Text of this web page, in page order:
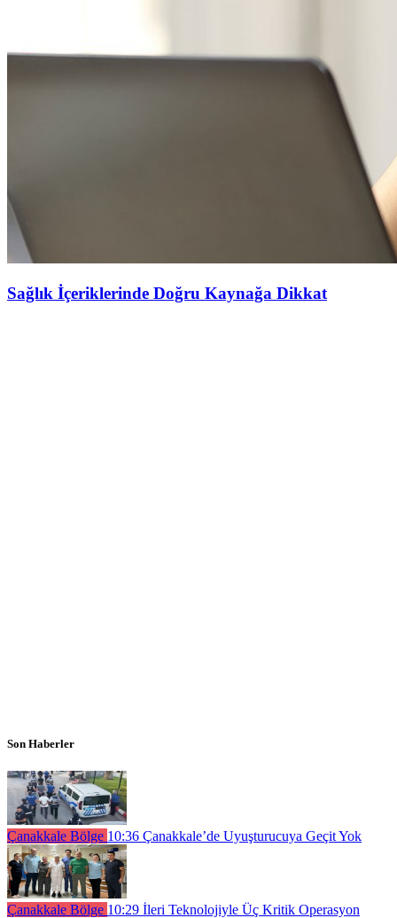
Sağlık İçeriklerinde Doğru Kaynağa Dikkat
Son Haberler
Çanakkale Bölge 10:36 Çanakkale’de Uyuşturucuya Geçit Yok
Çanakkale Bölge 10:29 İleri Teknolojiyle Üç Kritik Operasyon